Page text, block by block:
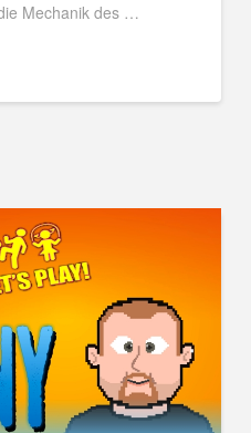
Mechanik des …